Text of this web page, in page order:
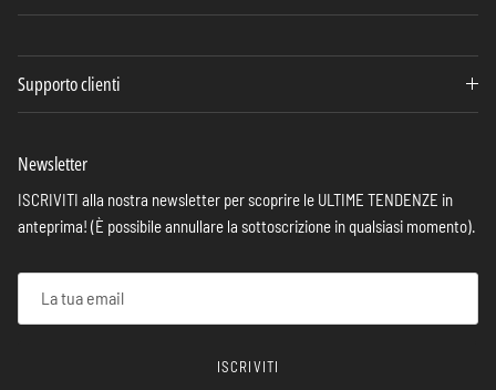
Supporto clienti
Newsletter
ISCRIVITI alla nostra newsletter per scoprire le ULTIME TENDENZE in
anteprima! (È possibile annullare la sottoscrizione in qualsiasi momento).
ISCRIVITI